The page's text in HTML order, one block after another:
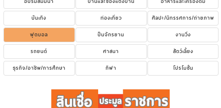
บันเทิง
ท่องเที่ยว
ศิลปะ/นิทรรศการ/ถ่ายภาพ
ฟุตบอล
ปั่นจักรยาน
งานวิ่ง
รถยนต์
ศาสนา
สัตว์เลี้ยง
ธุรกิจ/อาชีพ/การศึกษา
กีฬา โปรโมชั่น